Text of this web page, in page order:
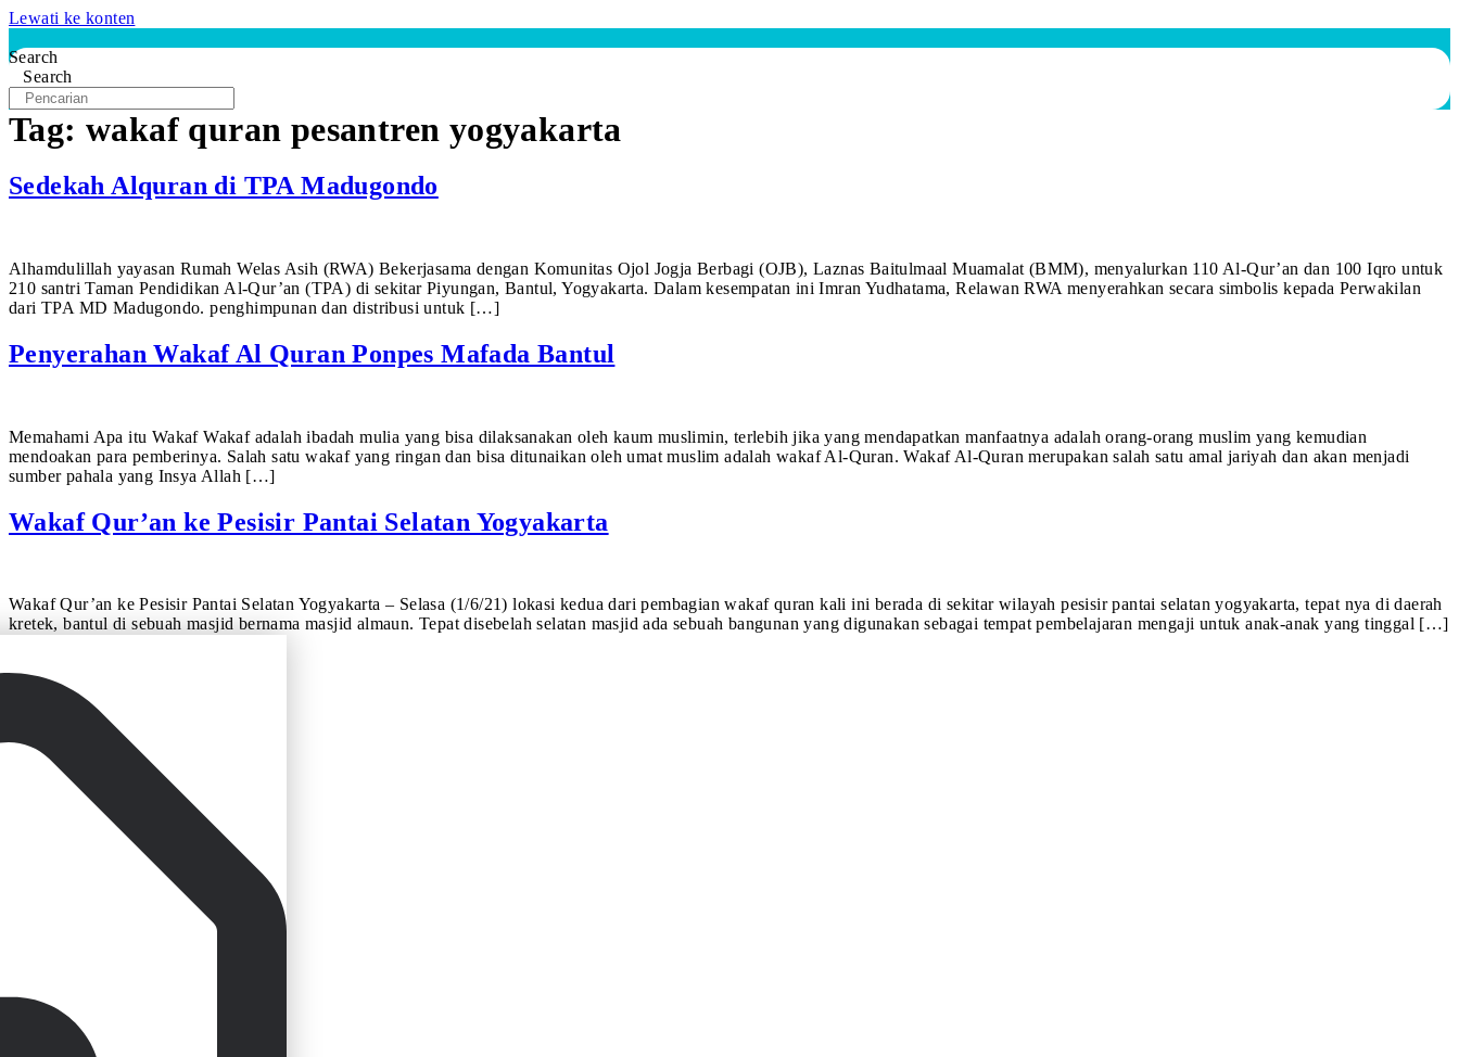
Lewati ke konten
Search
Search
Tag: wakaf quran pesantren yogyakarta
Sedekah Alquran di TPA Madugondo
Alhamdulillah yayasan Rumah Welas Asih (RWA) Bekerjasama dengan Komunitas Ojol Jogja Berbagi (OJB), Laznas Baitulmaal Muamalat (BMM), menyalurkan 110 Al-Qur’an dan 100 Iqro untuk
210 santri Taman Pendidikan Al-Qur’an (TPA) di sekitar Piyungan, Bantul, Yogyakarta. Dalam kesempatan ini Imran Yudhatama, Relawan RWA menyerahkan secara simbolis kepada Perwakilan
dari TPA MD Madugondo. penghimpunan dan distribusi untuk […]
Penyerahan Wakaf Al Quran Ponpes Mafada Bantul
Memahami Apa itu Wakaf Wakaf adalah ibadah mulia yang bisa dilaksanakan oleh kaum muslimin, terlebih jika yang mendapatkan manfaatnya adalah orang-orang muslim yang kemudian
mendoakan para pemberinya. Salah satu wakaf yang ringan dan bisa ditunaikan oleh umat muslim adalah wakaf Al-Quran. Wakaf Al-Quran merupakan salah satu amal jariyah dan akan menjadi
sumber pahala yang Insya Allah […]
Wakaf Qur’an ke Pesisir Pantai Selatan Yogyakarta
Wakaf Qur’an ke Pesisir Pantai Selatan Yogyakarta – Selasa (1/6/21) lokasi kedua dari pembagian wakaf quran kali ini berada di sekitar wilayah pesisir pantai selatan yogyakarta, tepat nya di daerah
kretek, bantul di sebuah masjid bernama masjid almaun. Tepat disebelah selatan masjid ada sebuah bangunan yang digunakan sebagai tempat pembelajaran mengaji untuk anak-anak yang tinggal […]